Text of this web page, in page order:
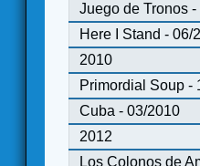
Juego de Tronos
Here I Stand - 06/
2010
Primordial Soup -
Cuba - 03/2010
2012
Los Colonos de